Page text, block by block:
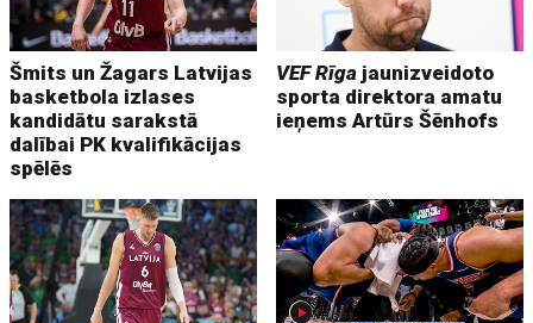
Šmits un Žagars Latvijas
basketbola izlases
kandidātu sarakstā
dalībai PK kvalifikācijas
spēlēs
VEF Rīga jaunizveidoto
sporta direktora amatu
ieņems Artūrs Šēnhofs